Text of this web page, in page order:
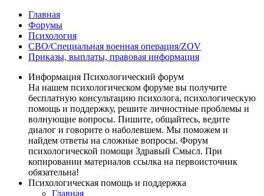
Главная
Форумы
Психология
СВО/Специальная военная операция/ZOV
Приказы, выплаты, правовая информация
Информация Психологический форум
На нашем психологическом форуме вы получите
бесплатную консультацию психолога, психологическую
помощь и поддержку, решите личностные проблемы и
волнующие вопросы. Пишите, общайтесь, ведите
диалог и говорите о наболевшем. Мы поможем и
найдем ответы на сложные вопросы. Форум
психологической помощи Здравый Смысл. При
копировании материалов ссылка на первоисточник
обязательна!
Психологическая помощь и поддержка
Главная